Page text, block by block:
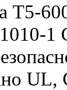
UL,